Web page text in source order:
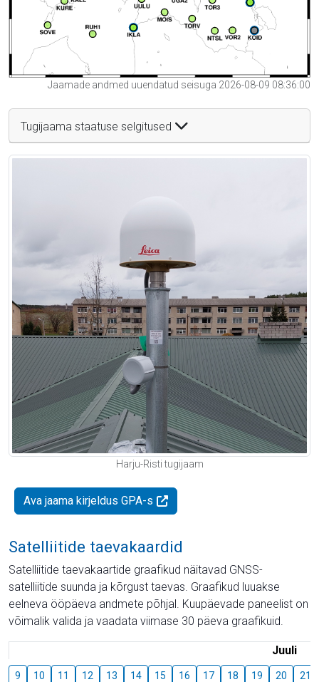
Jaamade andmed uuendatud seisuga 2026-08-09 08:36:00
Tugijaama staatuse selgitused
Harju-Risti tugijaam
Ava jaama kirjeldus GPA-s
Satelliitide taevakaardid
Satelliitide taevakaartide graafikud näitavad GNSS-
satelliitide suunda ja kõrgust taevas. Graafikud luuakse
eelneva ööpäeva andmete põhjal. Kuupäevade paneelist on
võimalik valida ja vaadata viimase 30 päeva graafikuid.
Juuli
9 10 11 12 13 14 15 16 17 18 19 20 21